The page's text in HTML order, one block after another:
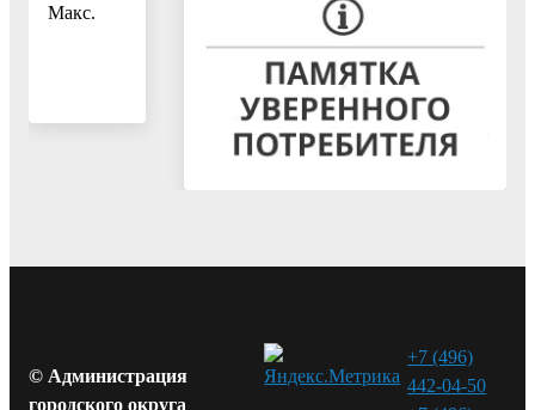
Макс.
© Администрация
городского округа
+7 (496)
442-04-50